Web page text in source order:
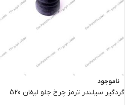
ناموجود
گردگیر سیلندر ترمز چرخ جلو لیفان 520